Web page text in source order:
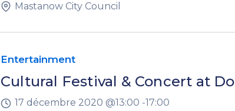
Mastanow City Council
Entertainment
Cultural Festival & Concert at
17 décembre 2020 @13:00 -17:00